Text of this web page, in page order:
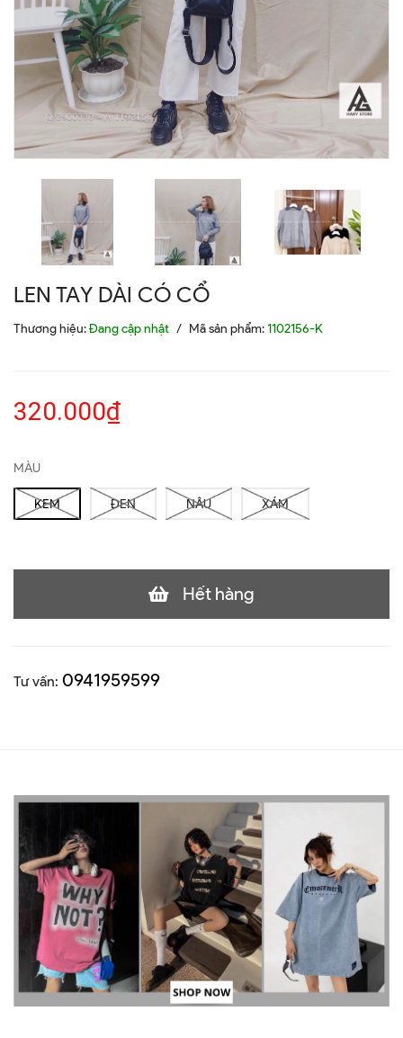
LEN TAY DÀI CÓ CỔ
Thương hiệu:Đang cập nhật / Mã sản phẩm:1102156-K
320.000₫
MÀU
KEM ĐEN NÂU XÁM
Hết hàng
Tư vấn: 0941959599